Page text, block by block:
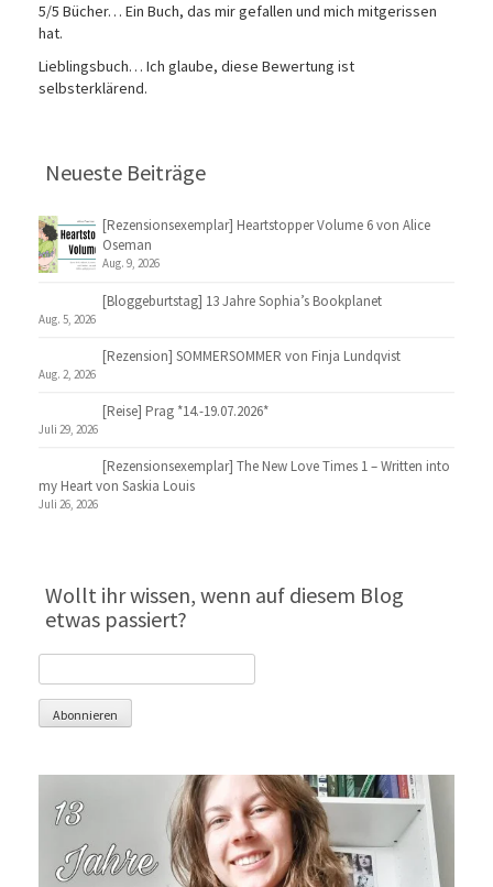
5/5 Bücher… Ein Buch, das mir gefallen und mich mitgerissen
hat.
Lieblingsbuch… Ich glaube, diese Bewertung ist
selbsterklärend.
Neueste Beiträge
[Rezensionsexemplar] Heartstopper Volume 6 von Alice
Oseman
Aug. 9, 2026
[Bloggeburtstag] 13 Jahre Sophia’s Bookplanet
Aug. 5, 2026
[Rezension] SOMMERSOMMER von Finja Lundqvist
Aug. 2, 2026
[Reise] Prag *14.-19.07.2026*
Juli 29, 2026
[Rezensionsexemplar] The New Love Times 1 – Written into
my Heart von Saskia Louis
Juli 26, 2026
Wollt ihr wissen, wenn auf diesem Blog
etwas passiert?